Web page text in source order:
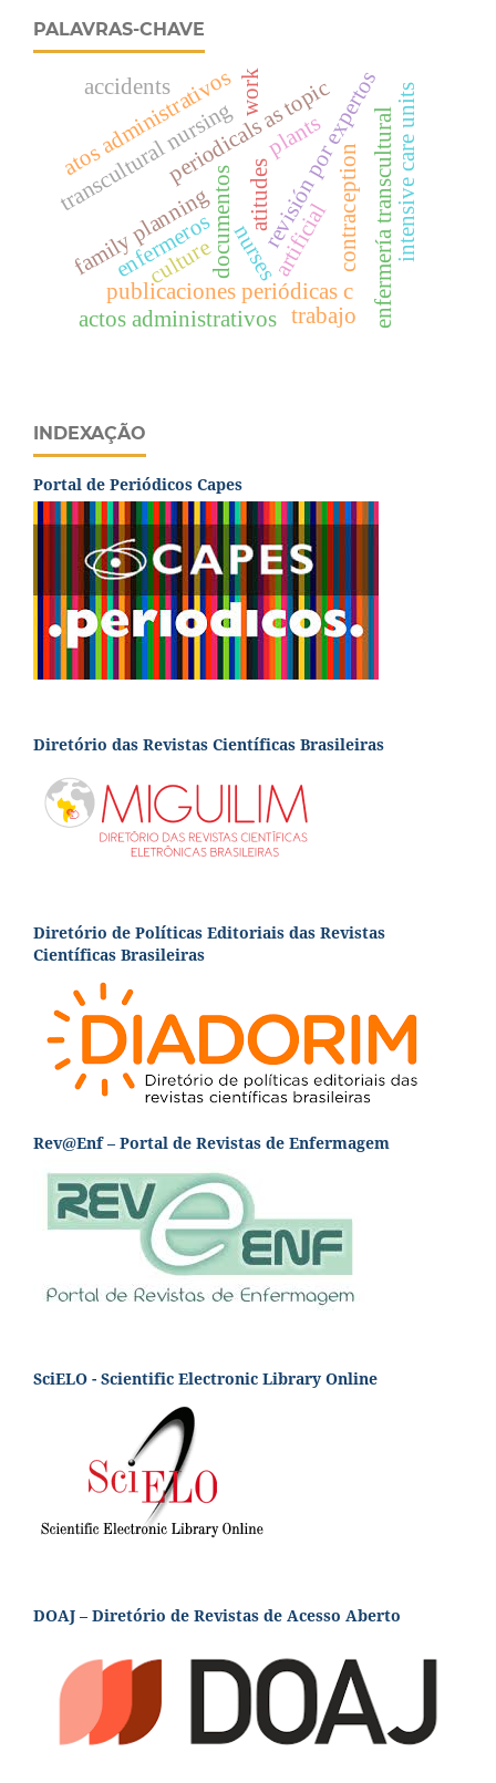
PALAVRAS-CHAVE
documentos
periodicals as topic
revisión por expertos
publicaciones periódicas c
transcultural nursing enfermería transcultural
family planning contraception
atos administrativos
nurses
actos administrativos
enfermeros
accidents
atitudes
culture
plants intensive care units
artificial
work
trabajo
INDEXAÇÃO
Portal de Periódicos Capes
Diretório das Revistas Científicas Brasileiras
Diretório de Políticas Editoriais das Revistas
Científicas Brasileiras
Rev@Enf – Portal de Revistas de Enfermagem
SciELO - Scientific Electronic Library Online
DOAJ – Diretório de Revistas de Acesso Aberto